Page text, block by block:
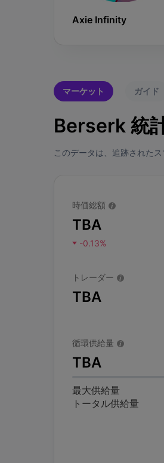
Axie Infinity
マーケット ガイド
Berserk 統
このデータは、追跡された
時価総額
TBA
-0.13%
トレーダー
TBA
循環供給量
TBA
最大供給量
トータル供給量